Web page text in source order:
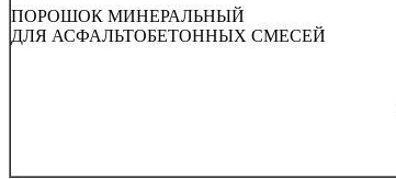
ПОРОШОК МИНЕРАЛЬНЫЙ
ДЛЯ АСФАЛЬТОБЕТОННЫХ СМЕСЕЙ